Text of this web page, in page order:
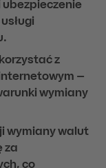
z
–
wymiany
wymiany walut
za
co